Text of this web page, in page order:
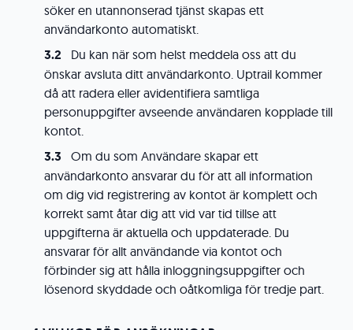
söker en utannonserad tjänst skapas ett
användarkonto automatiskt.
Du kan när som helst meddela oss att du
önskar avsluta ditt användarkonto. Uptrail kommer
då att radera eller avidentifiera samtliga
personuppgifter avseende användaren kopplade till
kontot.
Om du som Användare skapar ett
användarkonto ansvarar du för att all information
om dig vid registrering av kontot är komplett och
korrekt samt åtar dig att vid var tid tillse att
uppgifterna är aktuella och uppdaterade. Du
ansvarar för allt användande via kontot och
förbinder sig att hålla inloggningsuppgifter och
lösenord skyddade och oåtkomliga för tredje part.